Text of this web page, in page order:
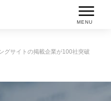
MENU
グサイトの掲載企業が100社突破